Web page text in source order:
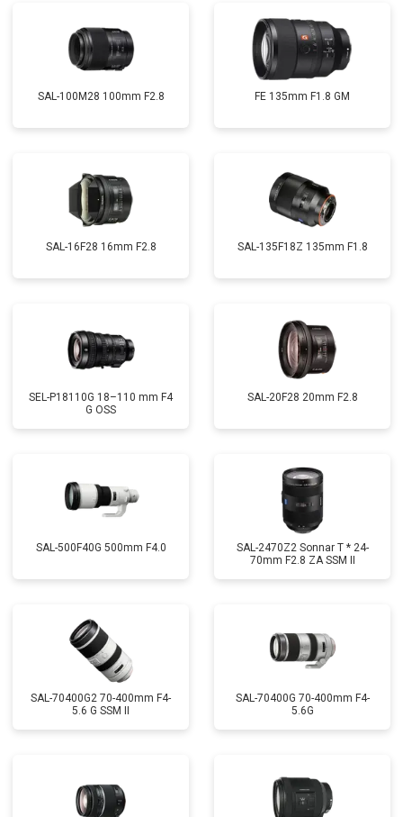
SAL-100M28 100mm F2.8 FE 135mm F1.8 GM
SAL-16F28 16mm F2.8 SAL-135F18Z 135mm F1.8
SEL-P18110G 18–110 mm F4
G OSS
SAL-20F28 20mm F2.8
SAL-500F40G 500mm F4.0
SAL-2470Z2 Sonnar T * 24-
70mm F2.8 ZA SSM II
SAL-70400G2 70-400mm F4-
5.6 G SSM II
SAL-70400G 70-400mm F4-
5.6G